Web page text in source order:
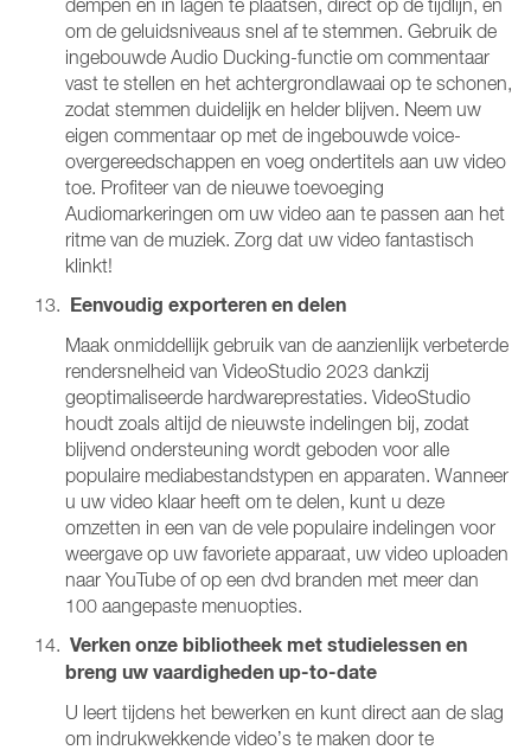
dempen en in lagen te plaatsen, direct op de tijdlijn, en
om de geluidsniveaus snel af te stemmen. Gebruik de
ingebouwde Audio Ducking-functie om commentaar
vast te stellen en het achtergrondlawaai op te schonen,
zodat stemmen duidelijk en helder blijven. Neem uw
eigen commentaar op met de ingebouwde voice-
overgereedschappen en voeg ondertitels aan uw video
toe. Profiteer van de nieuwe toevoeging
Audiomarkeringen om uw video aan te passen aan het
ritme van de muziek. Zorg dat uw video fantastisch
klinkt!
Eenvoudig exporteren en delen
Maak onmiddellijk gebruik van de aanzienlijk verbeterde
rendersnelheid van VideoStudio 2023 dankzij
geoptimaliseerde hardwareprestaties. VideoStudio
houdt zoals altijd de nieuwste indelingen bij, zodat
blijvend ondersteuning wordt geboden voor alle
populaire mediabestandstypen en apparaten. Wanneer
u uw video klaar heeft om te delen, kunt u deze
omzetten in een van de vele populaire indelingen voor
weergave op uw favoriete apparaat, uw video uploaden
naar YouTube of op een dvd branden met meer dan
100 aangepaste menuopties.
Verken onze bibliotheek met studielessen en
breng uw vaardigheden up-to-date
U leert tijdens het bewerken en kunt direct aan de slag
om indrukwekkende video’s te maken door te